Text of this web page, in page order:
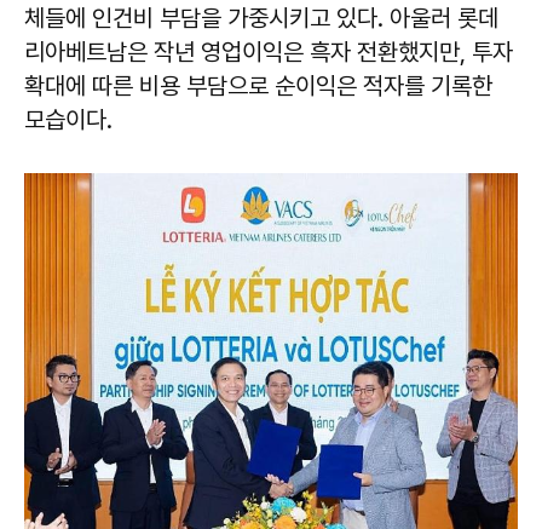
체들에 인건비 부담을 가중시키고 있다. 아울러 롯데
리아베트남은 작년 영업이익은 흑자 전환했지만, 투자
확대에 따른 비용 부담으로 순이익은 적자를 기록한
모습이다.